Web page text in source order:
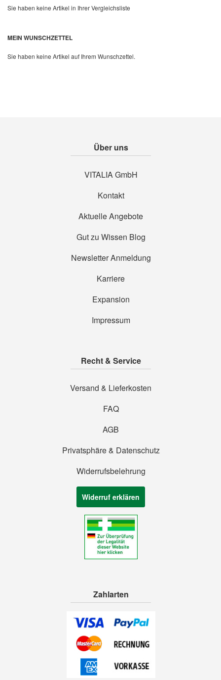
Sie haben keine Artikel in Ihrer Vergleichsliste
MEIN WUNSCHZETTEL
Sie haben keine Artikel auf Ihrem Wunschzettel.
Über uns
VITALIA GmbH
Kontakt
Aktuelle Angebote
Gut zu Wissen Blog
Newsletter Anmeldung
Karriere
Expansion
Impressum
Recht & Service
Versand & Lieferkosten
FAQ
AGB
Privatsphäre & Datenschutz
Widerrufsbelehrung
Widerruf erklären
Zahlarten